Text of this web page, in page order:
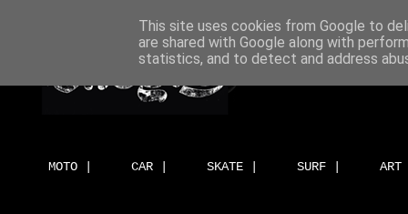
MOTO | CAR | SKATE | SURF |
This site uses cookies from Google to
are shared with Google along with
statistics, and to detect and address